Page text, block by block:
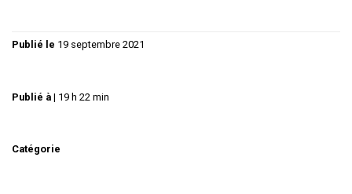
Publié le 19 septembre 2021
Publié à | 19 h 22 min
Catégorie